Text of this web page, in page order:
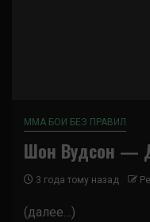
ММА БОИ БЕЗ ПРАВИЛ
Шон Вудсон —
3 года тому назад
(далее…)